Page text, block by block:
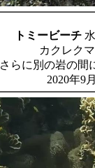
トミービーチ
カクレク
さらに別の岩の間
2020年9